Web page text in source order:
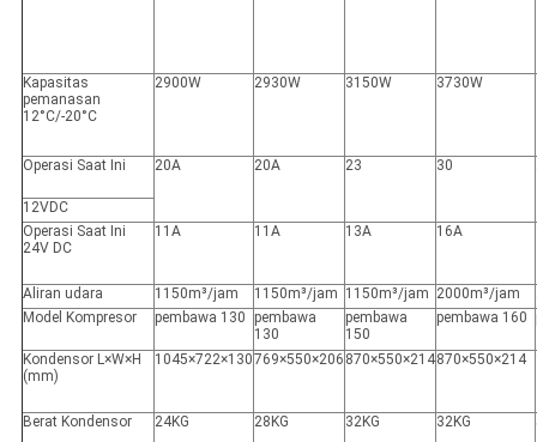
Kapasitas
pemanasan
12°C/-20°C
2900W 2930W 3150W 3730W
Operasi Saat Ini 20A 20A 23 30
12VDC
Operasi Saat Ini
24V DC
11A 11A 13A 16A
Aliran udara 1150m³/jam 1150m³/jam 1150m³/jam 2000m³/jam
Model Kompresor
pembawa 130
pembawa
130
pembawa
150
pembawa 160
Kondensor L×W×H
(mm)
1045×722×130769×550×206 870×550×214870×550×214
Berat Kondensor 24KG 28KG 32KG 32KG